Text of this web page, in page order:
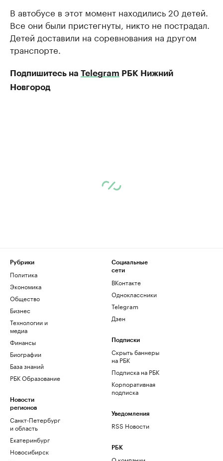
В автобусе в этот момент находились 20 детей.
Все они были пристегнуты, никто не пострадал.
Детей доставили на соревнования на другом
транспорте.
Подпишитесь на Telegram РБК Нижний
Новгород
Рубрики
Политика
Экономика
Общество
Бизнес
Технологии и
медиа
Финансы
Биографии
База знаний
РБК Образование
Новости
регионов
Санкт-Петербург
и область
Екатеринбург
Новосибирск
Социальные
сети
ВКонтакте
Одноклассники
Telegram
Дзен
Подписки
Скрыть баннеры
на РБК
Подписка на РБК
Корпоративная
подписка
Уведомления
RSS Новости
РБК